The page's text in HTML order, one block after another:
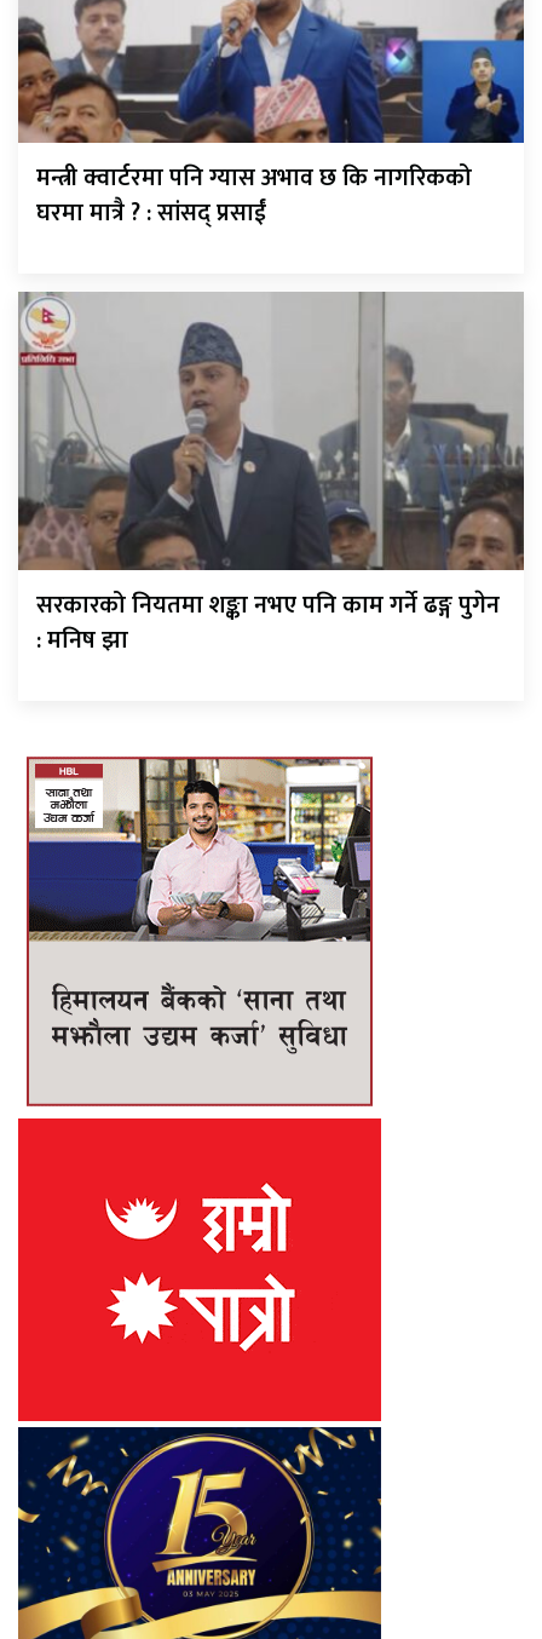
मन्त्री क्वार्टरमा पनि ग्यास अभाव छ कि नागरिकको
घरमा मात्रै ? : सांसद् प्रसाईं
सरकारको नियतमा शङ्का नभए पनि काम गर्ने ढङ्ग पुगेन
: मनिष झा